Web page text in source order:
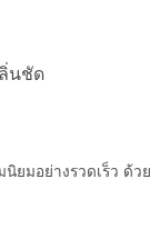
ยมอย่างรวดเร็ว ด้วย